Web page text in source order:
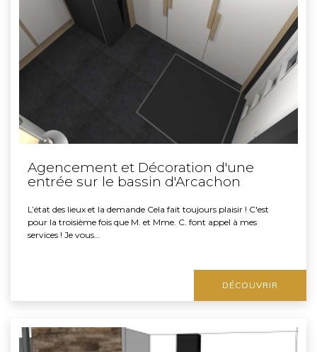
Agencement et Décoration d'une
entrée sur le bassin d'Arcachon
L’état des lieux et la demande Cela fait toujours plaisir ! C'est
pour la troisième fois que M. et Mme. C. font appel à mes
services ! Je vous…
DÉCOUVRIR